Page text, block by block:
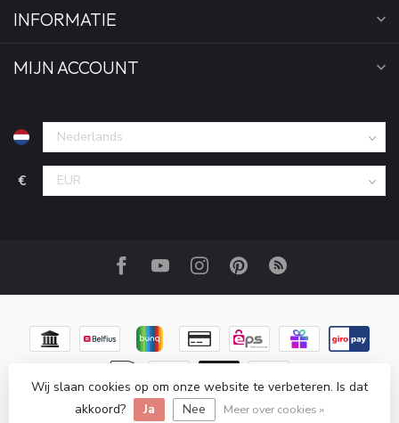
INFORMATIE
MIJN ACCOUNT
€
© Copyright 2026 Haakpret
Wij slaan cookies op om onze website te verbeteren. Is dat
akkoord?
Ja Nee Meer over cookies »